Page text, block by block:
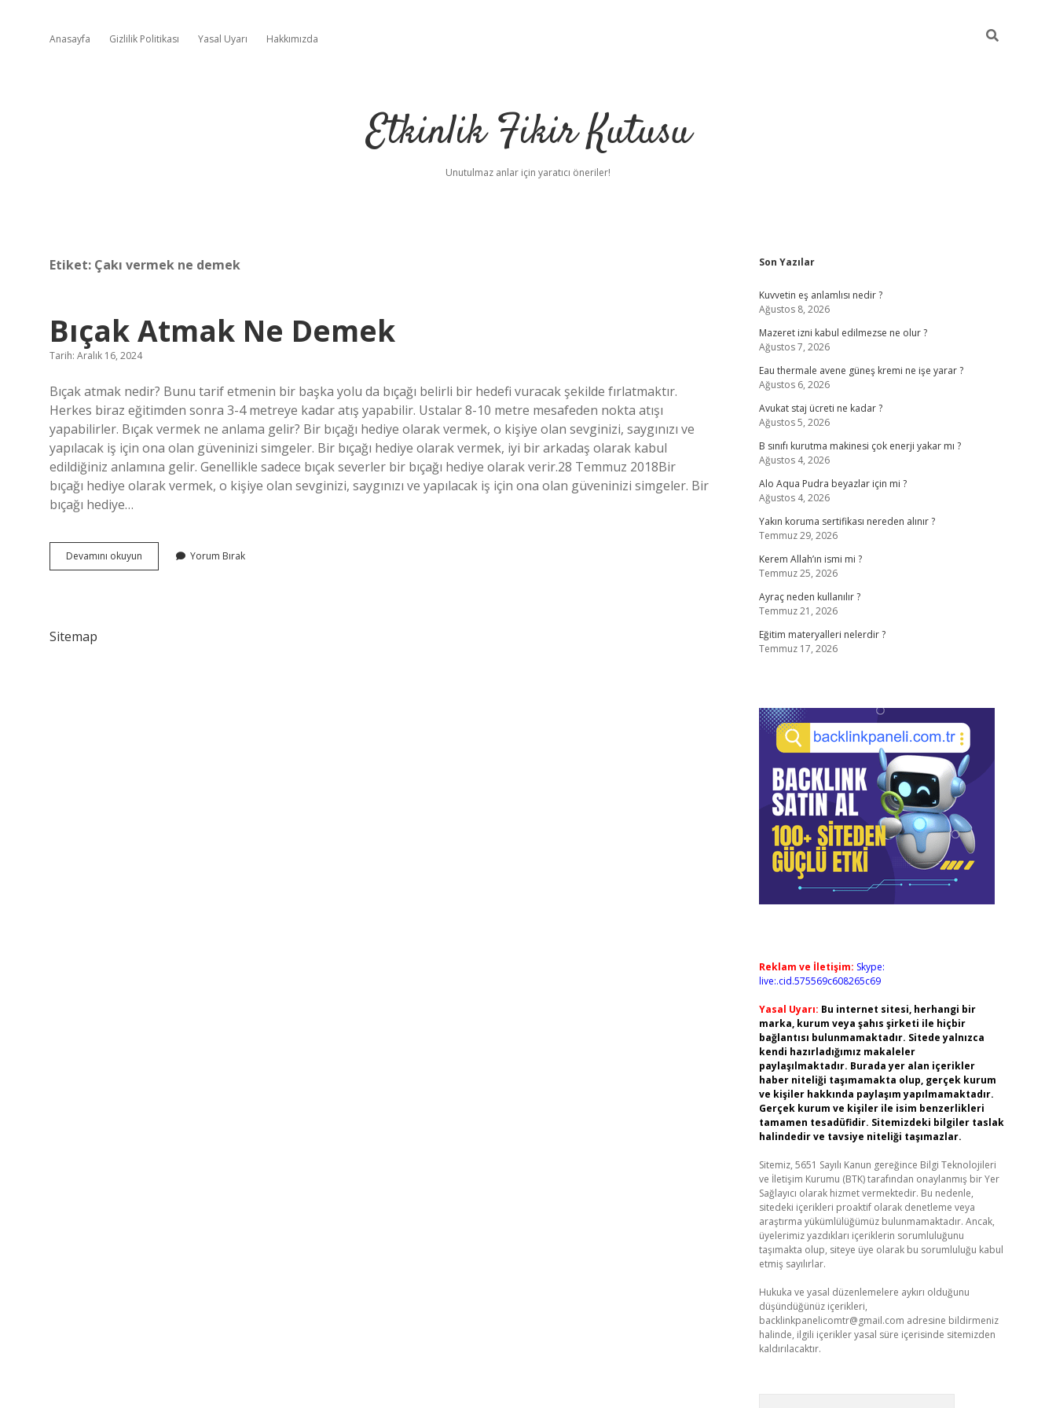
Anasayfa Gizlilik Politikası Yasal Uyarı Hakkımızda
Etkinlik Fikir Kutusu
Unutulmaz anlar için yaratıcı öneriler!
Etiket: Çakı vermek ne demek
Bıçak Atmak Ne Demek
Tarih: Aralık 16, 2024
Bıçak atmak nedir? Bunu tarif etmenin bir başka yolu da bıçağı belirli bir hedefi vuracak şekilde fırlatmaktır.
Herkes biraz eğitimden sonra 3-4 metreye kadar atış yapabilir. Ustalar 8-10 metre mesafeden nokta atışı
yapabilirler. Bıçak vermek ne anlama gelir? Bir bıçağı hediye olarak vermek, o kişiye olan sevginizi, saygınızı ve
yapılacak iş için ona olan güveninizi simgeler. Bir bıçağı hediye olarak vermek, iyi bir arkadaş olarak kabul
edildiğiniz anlamına gelir. Genellikle sadece bıçak severler bir bıçağı hediye olarak verir.28 Temmuz 2018Bir
bıçağı hediye olarak vermek, o kişiye olan sevginizi, saygınızı ve yapılacak iş için ona olan güveninizi simgeler. Bir
bıçağı hediye…
Devamını okuyun
Atmak
Yorum Bırak
Sitemap
Sidebar
Son Yazılar
Kuvvetin eş anlamlısı nedir ?
Ağustos 8, 2026
Mazeret izni kabul edilmezse ne olur ?
Ağustos 7, 2026
Eau thermale avene güneş kremi ne işe yarar ?
Ağustos 6, 2026
Avukat staj ücreti ne kadar ?
Ağustos 5, 2026
B sınıfı kurutma makinesi çok enerji yakar mı ?
Ağustos 4, 2026
Alo Aqua Pudra beyazlar için mi ?
Ağustos 4, 2026
Yakın koruma sertifikası nereden alınır ?
Temmuz 29, 2026
Kerem Allah’ın ismi mi ?
Temmuz 25, 2026
Ayraç neden kullanılır ?
Temmuz 21, 2026
Eğitim materyalleri nelerdir ?
Temmuz 17, 2026
Reklam ve İletişim: Skype:
live:.cid.575569c608265c69
Yasal Uyarı: Bu internet sitesi, herhangi bir
marka, kurum veya şahıs şirketi ile hiçbir
bağlantısı bulunmamaktadır. Sitede yalnızca
kendi hazırladığımız makaleler
paylaşılmaktadır. Burada yer alan içerikler
haber niteliği taşımamakta olup, gerçek kurum
ve kişiler hakkında paylaşım yapılmamaktadır.
Gerçek kurum ve kişiler ile isim benzerlikleri
tamamen tesadüfidir. Sitemizdeki bilgiler taslak
halindedir ve tavsiye niteliği taşımazlar.
Sitemiz, 5651 Sayılı Kanun gereğince Bilgi Teknolojileri
ve İletişim Kurumu (BTK) tarafından onaylanmış bir Yer
Sağlayıcı olarak hizmet vermektedir. Bu nedenle,
sitedeki içerikleri proaktif olarak denetleme veya
araştırma yükümlülüğümüz bulunmamaktadır. Ancak,
üyelerimiz yazdıkları içeriklerin sorumluluğunu
taşımakta olup, siteye üye olarak bu sorumluluğu kabul
etmiş sayılırlar.
Hukuka ve yasal düzenlemelere aykırı olduğunu
düşündüğünüz içerikleri,
backlinkpanelicomtr@gmail.com adresine bildirmeniz
halinde, ilgili içerikler yasal süre içerisinde sitemizden
kaldırılacaktır.